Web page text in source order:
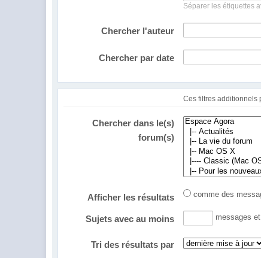
Séparer les étiquettes
Chercher l'auteur
Chercher par date
Chercher dans le(s)
forum(s)
Afficher les résultats comme des
Sujets avec au moins messages et
Tri des résultats par